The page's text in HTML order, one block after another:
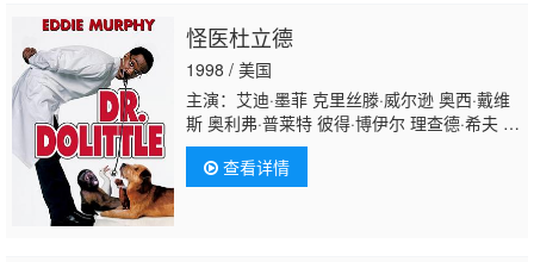
怪医杜立德
1998 / 美国
主演：艾迪·墨菲 克里丝滕·威尔逊 奥西·戴维
斯 奥利弗·普莱特 彼得·博伊尔 理查德·希夫 杰
弗里·塔伯 凯拉·帕特 雷文-西蒙尼 斯蒂芬·吉尔
伯恩 埃里克·德拉姆斯 June
Christopher Cherie Franklin 马克·阿戴尔-里
查看详情